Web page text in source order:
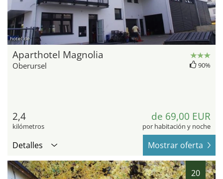
hotel.de
Aparthotel Magnolia
Oberursel 90%
2,4
kilómetros
de 69,00 EUR
por habitación y noche
Detalles Mostrar oferta
20